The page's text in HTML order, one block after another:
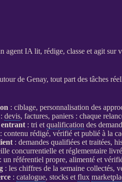
agent IA lit, rédige, classe et agit sur
de Genay, tout part des tâches
: ciblage, personnalisation des
:devis, factures, paniers : chaque
: tri etqualification des
: contenu rédigé, vérifié et publié à la
: demandes qualifiées et traitées,
concurrentielle et réglementaire
: un référentiel propre, alimenté et
: les chiffres de la semaine collectés,
:catalogue, stocks etflux